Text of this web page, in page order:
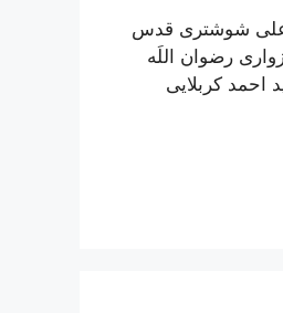
علی شوشتری قدس
رضوان اللَه
احمد كربلايى